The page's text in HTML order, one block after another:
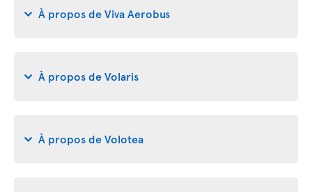
À propos de Viva Aerobus
À propos de Volaris
À propos de Volotea